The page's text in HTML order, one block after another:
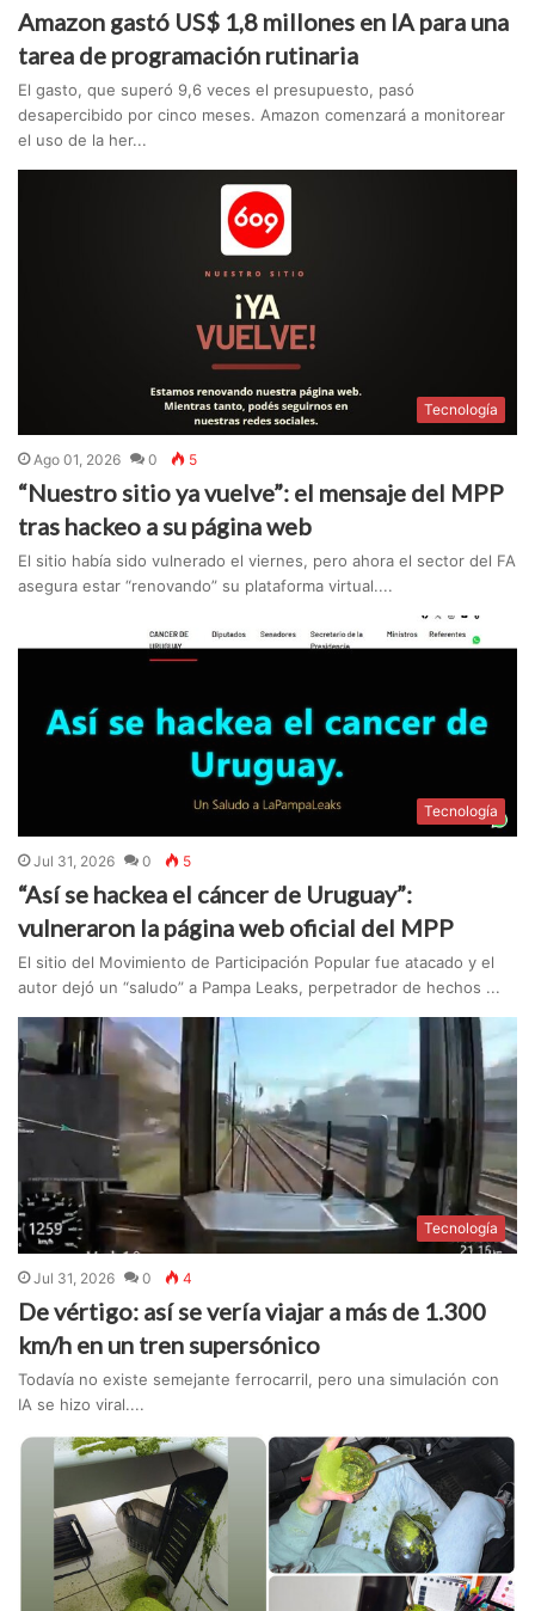
Amazon gastó US$ 1,8 millones en IA para una
tarea de programación rutinaria
El gasto, que superó 9,6 veces el presupuesto, pasó
desapercibido por cinco meses. Amazon comenzará a monitorear
el uso de la her...
Tecnología
Ago 01, 2026 0 5
“Nuestro sitio ya vuelve”: el mensaje del MPP
tras hackeo a su página web
El sitio había sido vulnerado el viernes, pero ahora el sector del FA
asegura estar “renovando” su plataforma virtual....
Tecnología
Jul 31, 2026 0 5
“Así se hackea el cáncer de Uruguay”:
vulneraron la página web oficial del MPP
El sitio del Movimiento de Participación Popular fue atacado y el
autor dejó un “saludo” a Pampa Leaks, perpetrador de hechos ...
Tecnología
Jul 31, 2026 0 4
De vértigo: así se vería viajar a más de 1.300
km/h en un tren supersónico
Todavía no existe semejante ferrocarril, pero una simulación con
IA se hizo viral....